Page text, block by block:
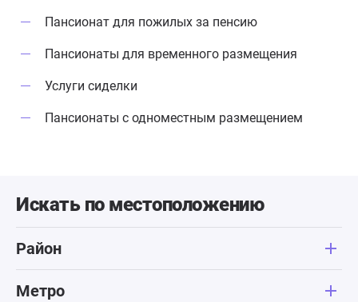
Пансионат для пожилых за пенсию
Пансионаты для временного размещения
Услуги сиделки
Пансионаты с одноместным размещением
Искать по местоположению
Район
Метро